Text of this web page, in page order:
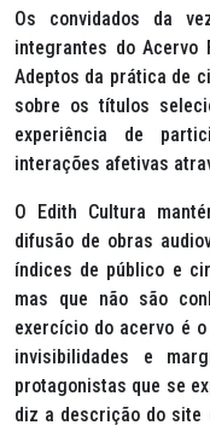
Os convidados da
integrantes do Acervo
Adeptos da prática de
sobre os títulos
experiência de
interações afetivas
O Edith Cultura
difusão de obras
índices de público e
mas que não são
exercício do acervo é
invisibilidades e
protagonistas que se
diz a descrição do site